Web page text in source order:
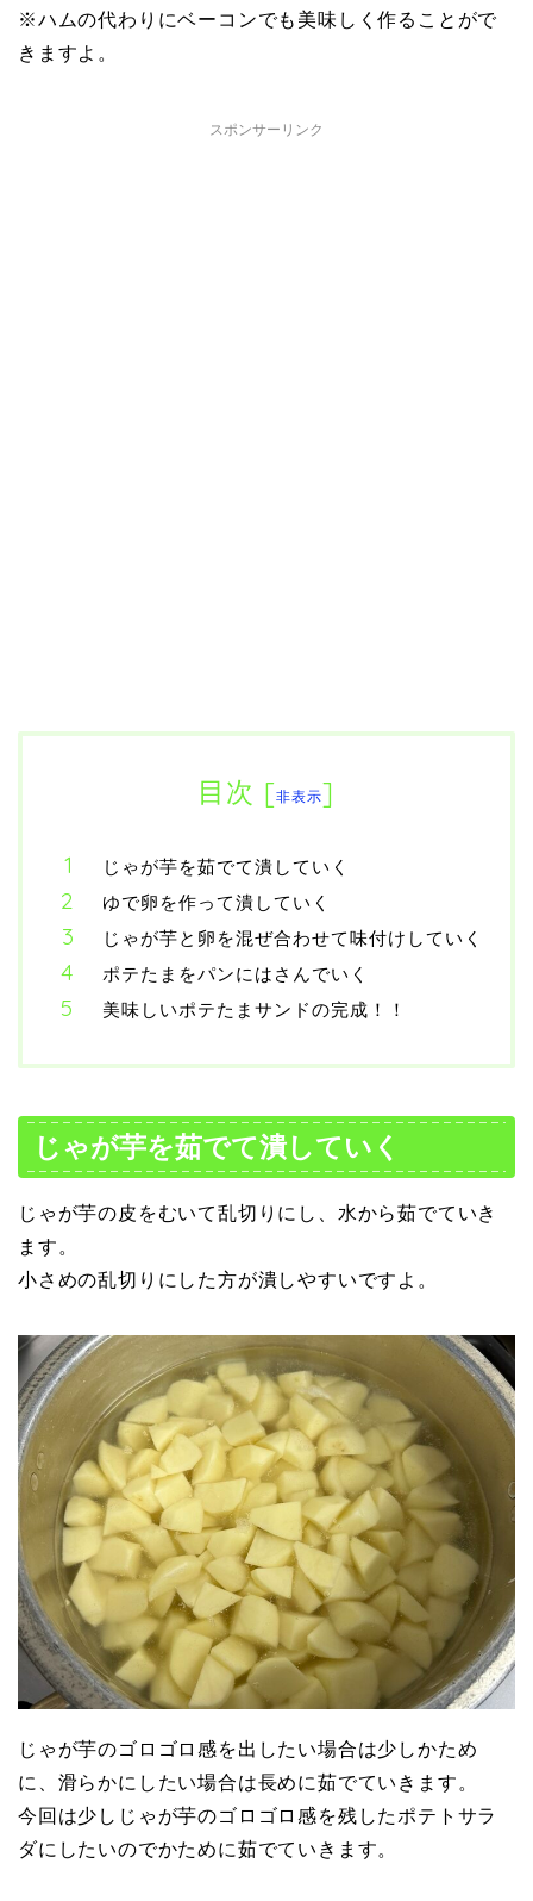
※ハムの代わりにベーコンでも美味しく作ることがで
きますよ。
スポンサーリンク
目次 [非表示]
じゃが芋を茹でて潰していく
ゆで卵を作って潰していく
じゃが芋と卵を混ぜ合わせて味付けしていく
ポテたまをパンにはさんでいく
美味しいポテたまサンドの完成！！
じゃが芋を茹でて潰していく
じゃが芋の皮をむいて乱切りにし、水から茹でていき
ます。
小さめの乱切りにした方が潰しやすいですよ。
じゃが芋のゴロゴロ感を出したい場合は少しかため
に、滑らかにしたい場合は長めに茹でていきます。
今回は少しじゃが芋のゴロゴロ感を残したポテトサラ
ダにしたいのでかために茹でていきます。